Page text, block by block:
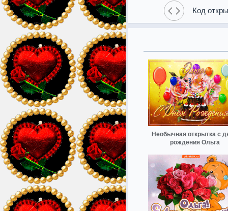
Код
Необычная открытка с
рождения Ольга